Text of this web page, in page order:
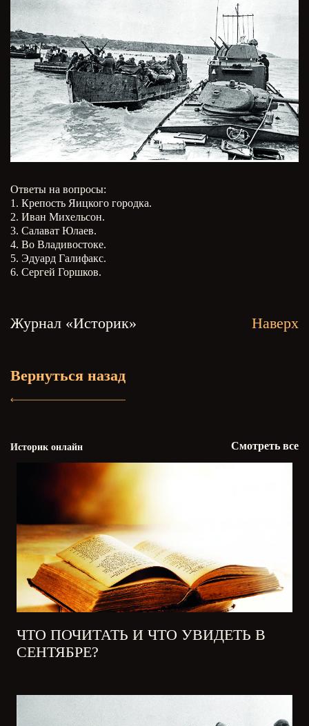
Ответы на вопросы:
1. Крепость Яицкого городка.
2. Иван Михельсон.
3. Салават Юлаев.
4. Во Владивостоке.
5. Эдуард Галифакс.
6. Сергей Горшков.
Журнал «Историк» Наверх
Вернуться назад
Историк онлайн Смотреть все
ЧТО ПОЧИТАТЬ И ЧТО УВИДЕТЬ В
СЕНТЯБРЕ?